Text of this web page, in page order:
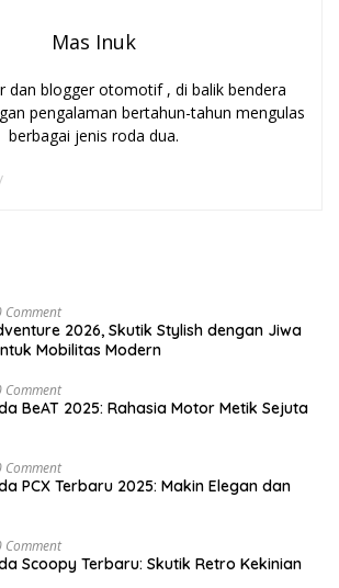
Mas Inuk
dan blogger otomotif , di balik bendera
pengalaman bertahun-tahun mengulas
berbagai jenis roda dua.
Comment
2026, Skutik Stylish dengan Jiwa
Mobilitas Modern
Comment
BeAT 2025: Rahasia Motor Metik Sejuta
Comment
PCX Terbaru 2025: Makin Elegan dan
Comment
Scoopy Terbaru: Skutik Retro Kekinian